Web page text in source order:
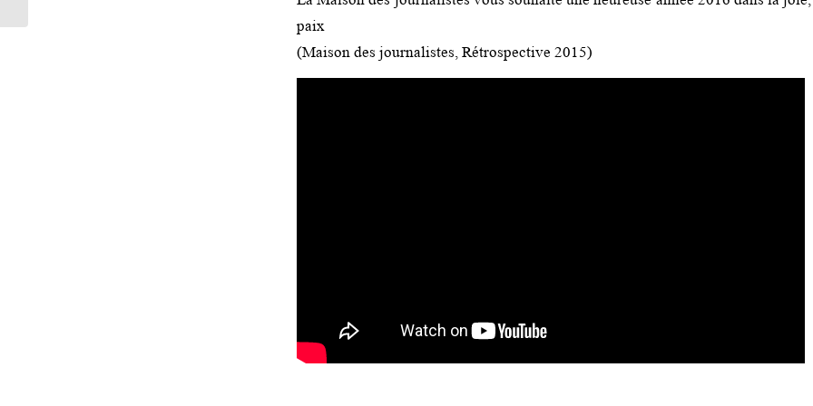
paix
(Maison des journalistes, Rétrospective 2015)